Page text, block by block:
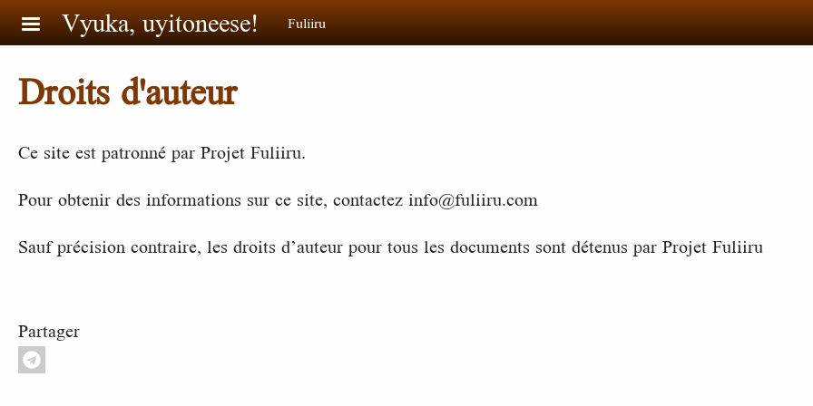
Aller au contenu principal
Vyuka, uyitoneese! Fuliiru
Droits d'auteur
Ce site est patronné par Projet Fuliiru.
Pour obtenir des informations sur ce site, contactez info@fuliiru.com
Sauf précision contraire, les droits d’auteur pour tous les documents sont détenus par Projet Fuliiru
Partager